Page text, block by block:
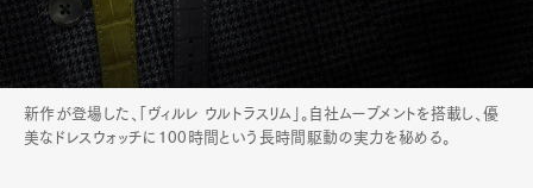
新作が登場した、「ヴィルレ ウルトラスリム」。自社ムーブメントを搭載し、優
美なドレスウォッチに100時間という長時間駆動の実力を秘める。